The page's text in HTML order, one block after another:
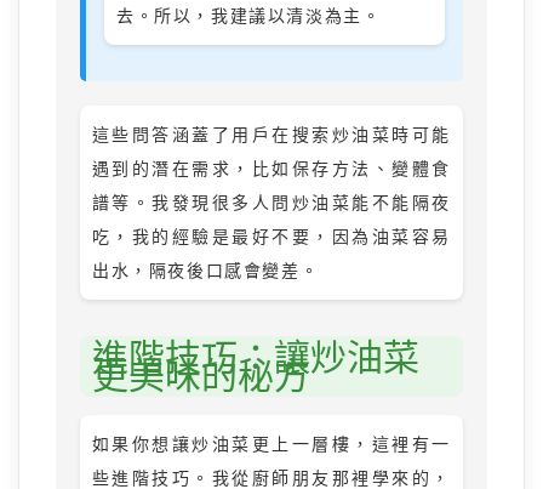
去。所以，我建議以清淡為主。
這些問答涵蓋了用戶在搜索炒油菜時可能
遇到的潛在需求，比如保存方法、變體食
譜等。我發現很多人問炒油菜能不能隔夜
吃，我的經驗是最好不要，因為油菜容易
出水，隔夜後口感會變差。
進階技巧：讓炒油菜
更美味的秘方
如果你想讓炒油菜更上一層樓，這裡有一
些進階技巧。我從廚師朋友那裡學來的，